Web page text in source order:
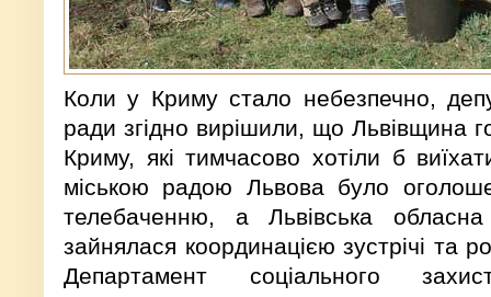
Коли у Криму стало небезпечно,
ради згідно вирішили, що Львівщина
Криму, які тимчасово хотіли б
міською радою Львова було
телебаченню, а Львівська обласна
зайнялася координацією зустрічі та
Департамент соціального